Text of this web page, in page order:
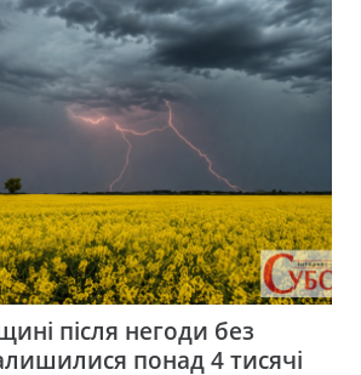
після негоди без
понад 4 тисячі